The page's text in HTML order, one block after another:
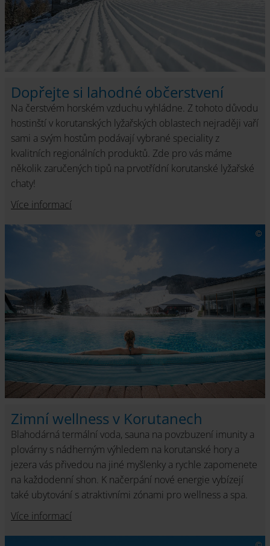
Dopřejte si lahodné občerstvení
Na čerstvém horském vzduchu vyhládne. Z tohoto důvodu
hostinští v korutanských lyžařských oblastech nejraději vaří
sami a svým hostům podávají vybrané speciality z
kvalitních regionálních produktů. Zde pro vás máme
několik zaručených tipů na prvotřídní korutanské lyžařské
chaty!
Více informací
Zimní wellness v Korutanech
Blahodárná termální voda, sauna na povzbuzení imunity a
plovárny s nádherným výhledem na korutanské hory a
jezera vás přivedou na jiné myšlenky a rychle zapomenete
na každodenní shon. K načerpání nové energie vybízejí
také ubytování s atraktivními zónami pro wellness a spa.
Více informací